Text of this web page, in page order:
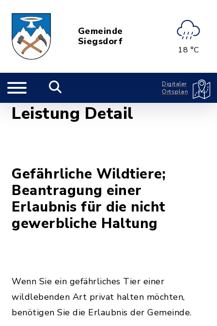
Gemeinde
Siegsdorf
18 °C
Digitaler
Ortsplan
Leistung Detail
Gefährliche Wildtiere;
Beantragung einer
Erlaubnis für die nicht
gewerbliche Haltung
Wenn Sie ein gefährliches Tier einer
wildlebenden Art privat halten möchten,
benötigen Sie die Erlaubnis der Gemeinde.